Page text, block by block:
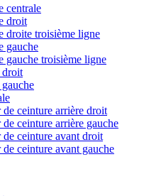
centrale
droit
droite troisième ligne
gauche
gauche troisième ligne
droit
de ceinture arrière droit
de ceinture arrière gauche
de ceinture avant droit
de ceinture avant gauche